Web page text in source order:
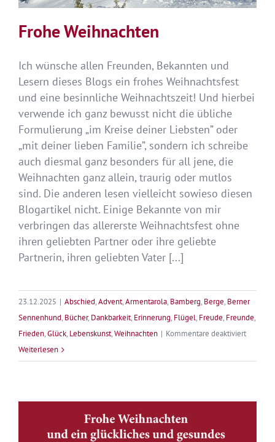
Frohe Weihnachten
Ich wünsche allen Freunden, Bekannten und
Lesern dieses Blogs ein frohes Weihnachtsfest
und eine besinnliche Weihnachtszeit! Und hierbei
verwende ich ganz bewusst nicht die übliche
Formulierung „im Kreise deiner Liebsten” oder
„mit deiner lieben Familie”, sondern ich schreibe
auch diesmal ganz besonders für all jene, die
Weihnachten ganz allein, traurig oder mutlos
sind. Die anderen lesen vielleicht sowieso diesen
Blogartikel nicht. Einige Bekannte von mir
verbringen das allererste Weihnachtsfest ohne
ihren geliebten Partner oder ihre geliebte
Partnerin, ihren geliebten Vater [...]
23.12.2025 | Abschied,Advent,Armentarola,Bamberg,Berge,Berner
Sennenhund,Bücher,Dankbarkeit,Erinnerung,Flügel,Freude,Freunde,
Frieden,Glück,Lebenskunst,Weihnachten | Kommentare deaktiviertfür
Weiterlesen